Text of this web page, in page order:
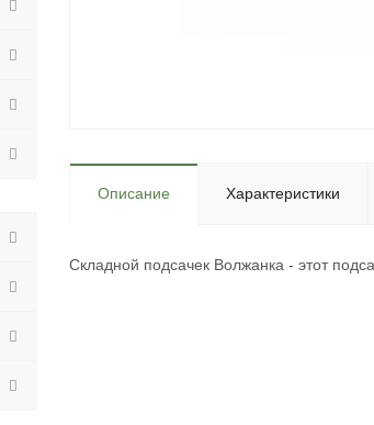
Описание Характеристики
Складной подсачек Волжанка - этот